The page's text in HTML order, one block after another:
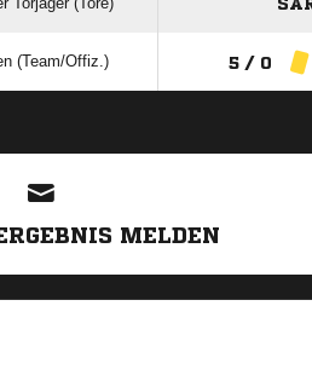
(Team/Offiz.) 5 / 0
MELDEN